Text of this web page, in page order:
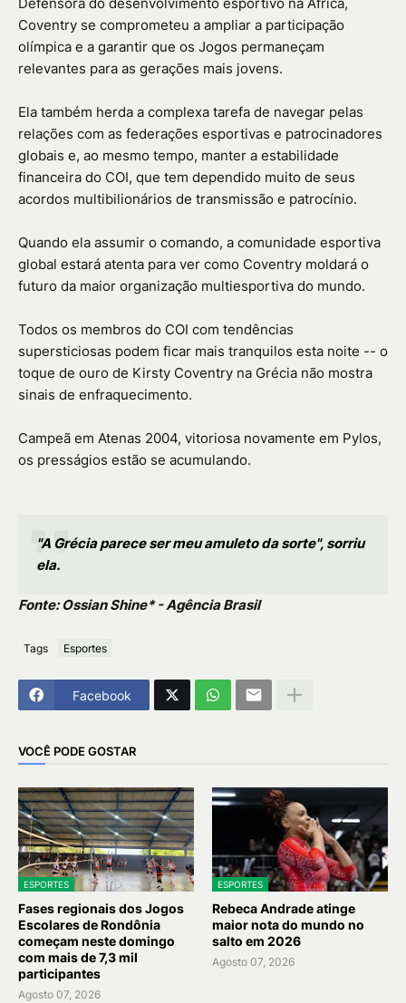
Coventry se comprometeu a ampliar a participação
olímpica e a garantir que os Jogos permaneçam
relevantes para as gerações mais jovens.
Ela também herda a complexa tarefa de navegar pelas
relações com as federações esportivas e patrocinadores
globais e, ao mesmo tempo, manter a estabilidade
financeira do COI, que tem dependido muito de seus
acordos multibilionários de transmissão e patrocínio.
Quando ela assumir o comando, a comunidade esportiva
global estará atenta para ver como Coventry moldará o
futuro da maior organização multiesportiva do mundo.
Todos os membros do COI com tendências
supersticiosas podem ficar mais tranquilos esta noite -- o
toque de ouro de Kirsty Coventry na Grécia não mostra
sinais de enfraquecimento.
Campeã em Atenas 2004, vitoriosa novamente em Pylos,
os presságios estão se acumulando.
"A Grécia parece ser meu amuleto da sorte", sorriu
ela.
Fonte: Ossian Shine* - Agência Brasil
Tags Esportes
Facebook
VOCÊ PODE GOSTAR
ESPORTES
Fases regionais dos Jogos
Escolares de Rondônia
começam neste domingo
com mais de 7,3 mil
participantes
Agosto 07, 2026
ESPORTES
Rebeca Andrade atinge
maior nota do mundo no
salto em 2026
Agosto 07, 2026